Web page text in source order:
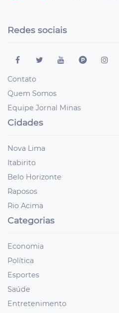
Redes sociais
Contato
Quem Somos
Equipe Jornal Minas
Cidades
Nova Lima
Itabirito
Belo Horizonte
Raposos
Rio Acima
Categorias
Economia
Política
Esportes
Saúde
Entretenimento